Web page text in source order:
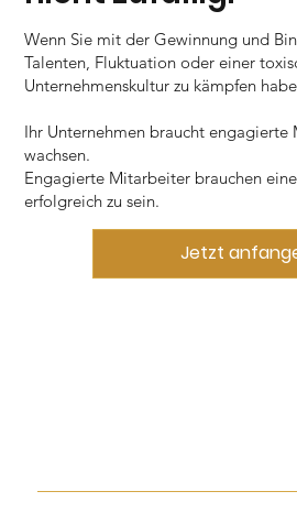
Wenn Sie mit der Gewinnung und
Talenten, Fluktuation oder einer
Unternehmenskultur zu kämpfen
Ihr Unternehmen braucht engagierte
wachsen.
Engagierte Mitarbeiter brauchen
erfolgreich zu sein.
Jetzt